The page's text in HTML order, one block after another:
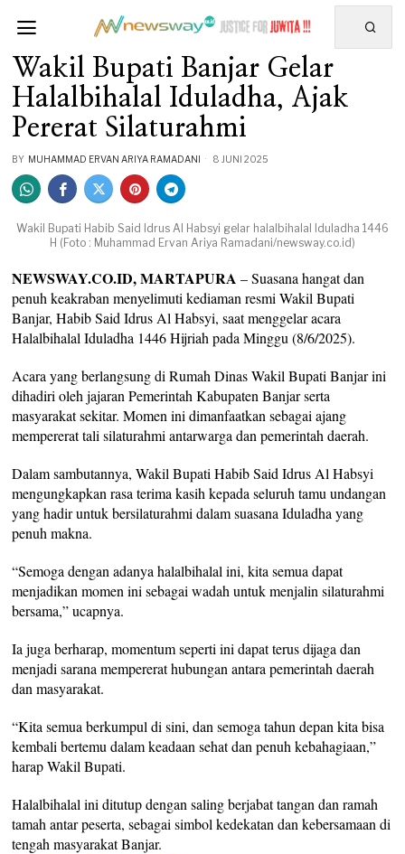
Wakil Bupati Banjar Gelar
Halalbihalal Iduladha, Ajak
Pererat Silaturahmi
BY MUHAMMAD ERVAN ARIYA RAMADANI 8 JUNI 2025
Wakil Bupati Habib Said Idrus Al Habsyi gelar halalbihalal Iduladha 1446
H (Foto : Muhammad Ervan Ariya Ramadani/newsway.co.id)
NEWSWAY.CO.ID, MARTAPURA – Suasana hangat dan
penuh keakraban menyelimuti kediaman resmi Wakil Bupati
Banjar, Habib Said Idrus Al Habsyi, saat menggelar acara
Halalbihalal Iduladha 1446 Hijriah pada Minggu (8/6/2025).
Acara yang berlangsung di Rumah Dinas Wakil Bupati Banjar ini
dihadiri oleh jajaran Pemerintah Kabupaten Banjar serta
masyarakat sekitar. Momen ini dimanfaatkan sebagai ajang
mempererat tali silaturahmi antarwarga dan pemerintah daerah.
Dalam sambutannya, Wakil Bupati Habib Said Idrus Al Habsyi
mengungkapkan rasa terima kasih kepada seluruh tamu undangan
yang hadir untuk bersilaturahmi dalam suasana Iduladha yang
penuh makna.
“Semoga dengan adanya halalbihalal ini, kita semua dapat
menjadikan momen ini sebagai wadah untuk menjalin silaturahmi
bersama,” ucapnya.
Ia juga berharap, momentum seperti ini dapat terus dijaga dan
menjadi sarana mempererat hubungan antara pemerintah daerah
dan masyarakat.
“Kita semua berkumpul di sini, dan semoga tahun depan kita bisa
kembali bertemu dalam keadaan sehat dan penuh kebahagiaan,”
harap Wakil Bupati.
Halalbihalal ini ditutup dengan saling berjabat tangan dan ramah
tamah antar peserta, sebagai simbol kedekatan dan kebersamaan di
tengah masyarakat Banjar.